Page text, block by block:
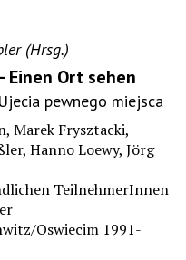
(Hrsg.)
Einen Ort sehen
pewnego miejsca
Marek Frysztacki,
Hanno Loewy, Jörg
TeilnehmerInnen
Oswiecim 1991-